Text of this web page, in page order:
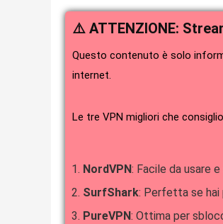
⚠️ ATTENZIONE:
Questo contenuto è solo
internet.
Le tre VPN migliori che
NordVPN: Facile da usare
SurfShark: Perfetta se hai
PureVPN: Ottima per